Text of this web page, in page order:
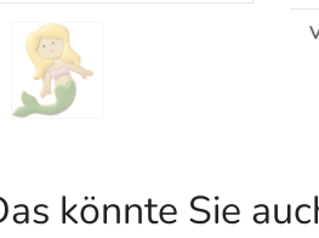
könnte Sie